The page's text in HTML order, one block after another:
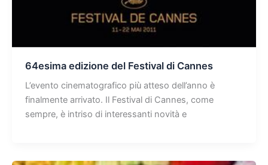
64esima edizione del Festival di Cannes
L’evento cinematografico più atteso dell’anno è
finalmente arrivato. Il Festival di Cannes, come
sempre, è intriso di interessanti novità e